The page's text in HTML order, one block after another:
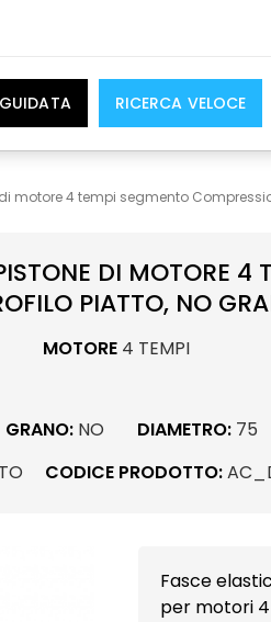
RICERCA VELOCE
motore 4 tempi segmento
DI MOTORE 4
PIATTO, NO
MOTORE 4 TEMPI
GRANO: NO DIAMETRO: 75
CODICE PRODOTTO:
Fasce elastiche di
per motori 4